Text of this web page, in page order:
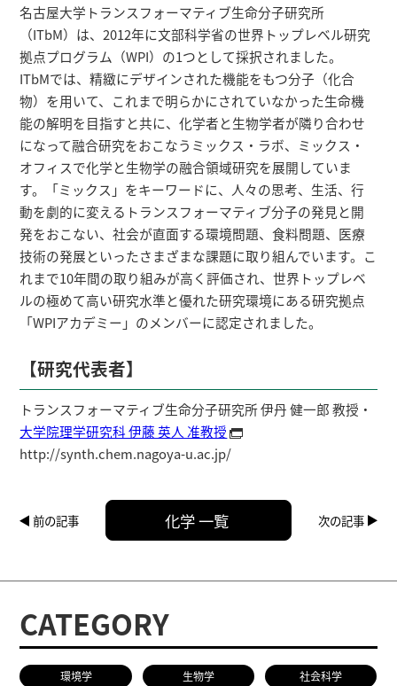
名古屋大学トランスフォーマティブ生命分子研究所
（ITbM）は、2012年に文部科学省の世界トップレベル研究
拠点プログラム（WPI）の1つとして採択されました。
ITbMでは、精緻にデザインされた機能をもつ分子（化合
物）を用いて、これまで明らかにされていなかった生命機
能の解明を目指すと共に、化学者と生物学者が隣り合わせ
になって融合研究をおこなうミックス・ラボ、ミックス・
オフィスで化学と生物学の融合領域研究を展開していま
す。「ミックス」をキーワードに、人々の思考、生活、行
動を劇的に変えるトランスフォーマティブ分子の発見と開
発をおこない、社会が直面する環境問題、食料問題、医療
技術の発展といったさまざまな課題に取り組んでいます。こ
れまで10年間の取り組みが高く評価され、世界トップレベ
ルの極めて高い研究水準と優れた研究環境にある研究拠点
「WPIアカデミー」のメンバーに認定されました。
【研究代表者】
トランスフォーマティブ生命分子研究所 伊丹 健一郎 教授・
大学院理学研究科 伊藤 英人 准教授
http://synth.chem.nagoya-u.ac.jp/
前の記事 化学 一覧 次の記事
CATEGORY
環境学 生物学 社会科学